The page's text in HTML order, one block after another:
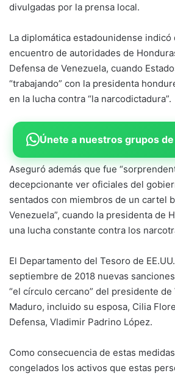
divulgadas por la prensa local.
La diplomática estadounidense indicó
encuentro de autoridades de
Defensa de Venezuela, cuando
“trabajando” con la presidenta
en la lucha contra “la narcodictadura”.
Únete a nuestros grupos
Aseguró además que fue
decepcionante ver oficiales del
sentados con miembros de un cartel
Venezuela”, cuando la presidenta de
una lucha constante contra los
El Departamento del Tesoro de
septiembre de 2018 nuevas
“el círculo cercano” del presidente de
Maduro, incluido su esposa, Cilia
Defensa, Vladimir Padrino López.
Como consecuencia de estas
congelados los activos que estas